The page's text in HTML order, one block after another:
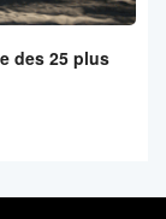
des 25 plus